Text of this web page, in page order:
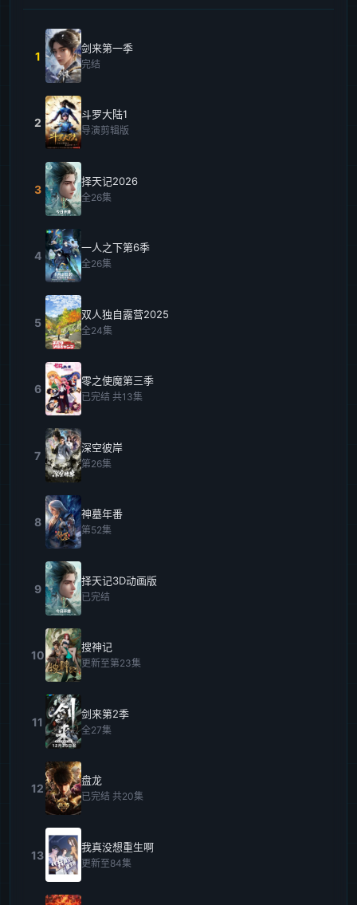
1
剑来第一季
完结
2
斗罗大陆1
导演剪辑版
3
择天记2026
全26集
4
一人之下第6季
全26集
5
双人独自露营2025
全24集
6
零之使魔第三季
已完结 共13集
7
深空彼岸
第26集
8
神墓年番
第52集
9
择天记3D动画版
已完结
10
搜神记
更新至第23集
11
剑来第2季
全27集
12
盘龙
已完结 共20集
13
我真没想重生啊
更新至84集